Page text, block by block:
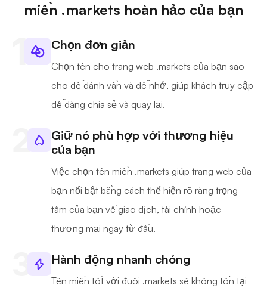
miền .markets hoàn hảo của bạn
Chọn đơn giản
Chọn tên cho trang web .markets của bạn sao
cho dễ đánh vần và dễ nhớ, giúp khách truy cập
dễ dàng chia sẻ và quay lại.
Giữ nó phù hợp với thương hiệu
của bạn
Việc chọn tên miền .markets giúp trang web của
bạn nổi bật bằng cách thể hiện rõ ràng trọng
tâm của bạn về giao dịch, tài chính hoặc
thương mại ngay từ đầu.
Hành động nhanh chóng
Tên miền tốt với đuôi .markets sẽ không tồn tại